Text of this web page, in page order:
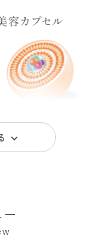
届け※2、無防備な睡
に角質層内に浸透する設